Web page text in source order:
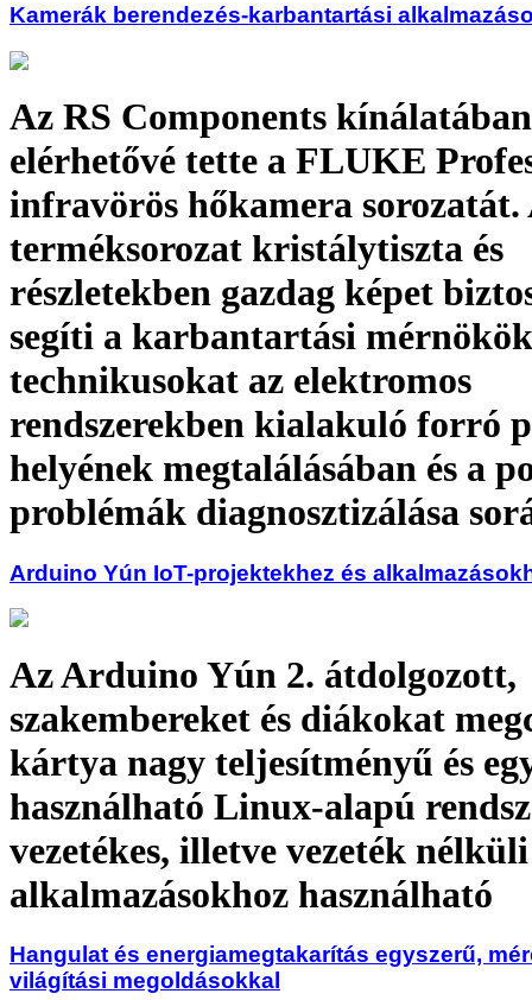
Kamerák berendezés-karbantartási
Az RS Components kínálatában
elérhetővé tette a FLUKE
infravörös hőkamera sorozatát.
terméksorozat kristálytiszta és
részletekben gazdag képet
segíti a karbantartási
technikusokat az elektromos
rendszerekben kialakuló forró
helyének megtalálásában és a
problémák diagnosztizálása
Arduino Yún IoT-projektekhez és
Az Arduino Yún 2. átdolgozott,
szakembereket és diákokat
kártya nagy teljesítményű és
használható Linux-alapú
vezetékes, illetve vezeték
alkalmazásokhoz használható
Hangulat és energiamegtakarítás egyszerű,
világítási megoldásokkal